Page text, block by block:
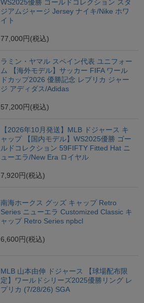
WS2025優勝 ゴールドコレクション スタ
ジアムジャージ Jersey ナイキ/Nike ホワ
イト
77,000円 (税込)
ラミン・ヤマル スペイン代表 ユニフォー
ム 【海外モデル】サッカー FIFA ワール
ドカップ2026 優勝記念 レプリカ ジャー
ジ アディダス/Adidas
57,200円 (税込)
【2026年10月発送】MLB ドジャース キ
ャップ 【国内モデル】WS2025優勝 ゴー
ルドコレクション 59FIFTY Fitted Hat ニ
ューエラ/New Era ロイヤル
7,920円 (税込)
南海ホークス グッズ キャップ Retro
Series ニューエラ Customized Classic キ
ャップ Retro Series npbcl
6,600円 (税込)
MLB 山本由伸 ドジャース 【球場配布限
定】ワールドシリーズ2025優勝リング レ
プリカ (7/28/26) SGA